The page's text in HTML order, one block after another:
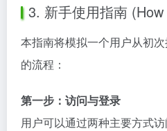
3. 新手使用指南
本指南将模拟一个用户从初
的流程：
第一步：访问与登录
用户可以通过两种主要方式访